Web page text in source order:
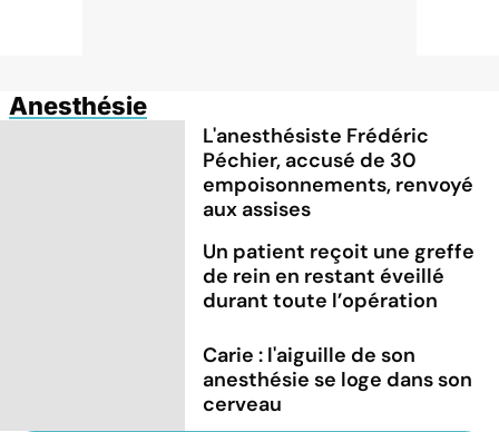
Anesthésie
L'anesthésiste Frédéric
Péchier, accusé de 30
empoisonnements, renvoyé
aux assises
Un patient reçoit une greffe
de rein en restant éveillé
durant toute l’opération
Carie : l'aiguille de son
anesthésie se loge dans son
cerveau